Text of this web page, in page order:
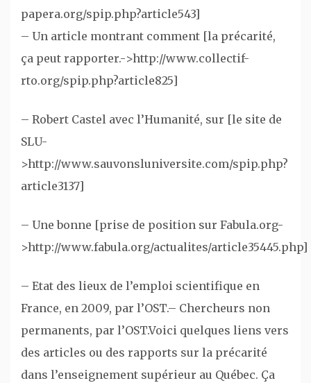
papera.org/spip.php?article543]
– Un article montrant comment [la précarité,
ça peut rapporter.->http://www.collectif-
rto.org/spip.php?article825]
– Robert Castel avec l’Humanité, sur [le site de
SLU-
>http://www.sauvonsluniversite.com/spip.php?
article3137]
– Une bonne [prise de position sur Fabula.org-
>http://www.fabula.org/actualites/article35445.php]
– Etat des lieux de l’emploi scientifique en
France, en 2009, par l’OST.– Chercheurs non
permanents, par l’OST.Voici quelques liens vers
des articles ou des rapports sur la précarité
dans l’enseignement supérieur au Québec. Ça